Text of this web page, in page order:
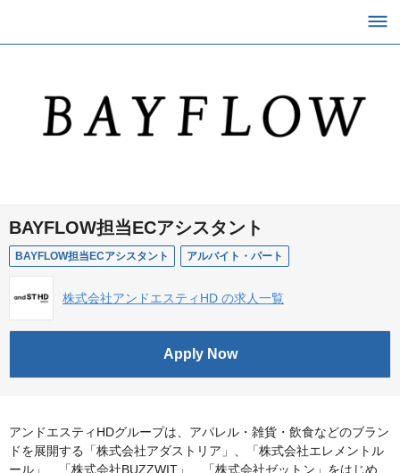
BAYFLOW担当ECアシスタント
BAYFLOW担当ECアシスタント アルバイト・パート
株式会社アンドエスティHD の求人一覧
Apply Now
アンドエスティHDグループは、アパレル・雑貨・飲食などのブラン
ドを展開する「株式会社アダストリア」、「株式会社エレメントル
ール」、「株式会社BUZZWIT」、「株式会社ゼットン」をはじめ、